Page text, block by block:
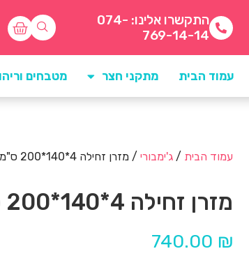
התקשרו אלינו: 074-
769-14-14
עמוד הבית מתקני חצר מטבחים
עמוד הבית /ג'ימבורי / מזרן זחילה 4*140*200 ס"מ ספוג ריבונד
מזרן זחילה 4*140*200 ס"מ ספוג ריבונד
740.00 ₪